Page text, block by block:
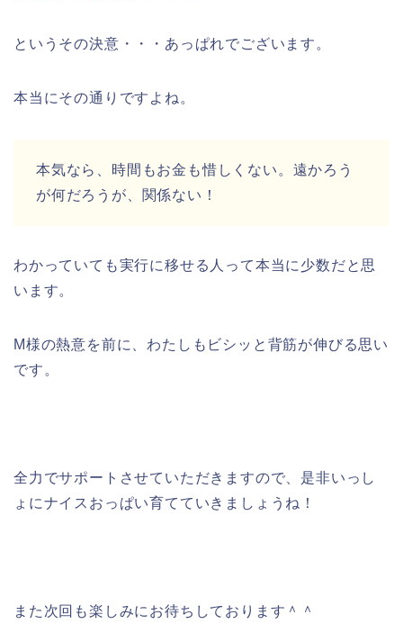
というその決意・・・あっぱれでございます。
本当にその通りですよね。
本気なら、時間もお金も惜しくない。遠かろう
が何だろうが、関係ない！
わかっていても実行に移せる人って本当に少数だと思
います。
M様の熱意を前に、わたしもビシッと背筋が伸びる思い
です。
全力でサポートさせていただきますので、是非いっし
ょにナイスおっぱい育てていきましょうね！
また次回も楽しみにお待ちしております＾＾